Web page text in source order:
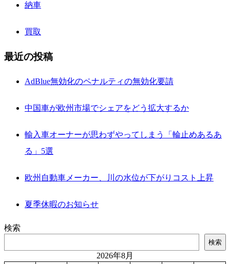
納車
買取
最近の投稿
AdBlue無効化のペナルティの無効化要請
中国車が欧州市場でシェアをどう拡大するか
輸入車オーナーが思わずやってしまう「輪止めあるあ
る」5選
欧州自動車メーカー、川の水位が下がりコスト上昇
夏季休暇のお知らせ
検索
検索
2026年8月